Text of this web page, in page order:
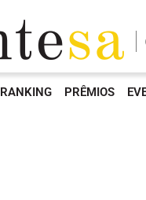
RANKING PRÊMIOS